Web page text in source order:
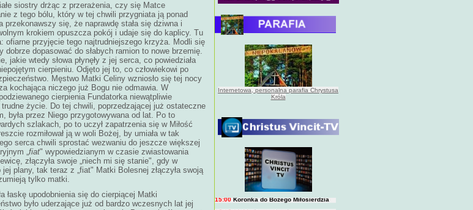
siostry drżąc z przerażenia, czy się Matce
z tego bólu, który w tej chwili przygniata ją ponad
przekonawszy się, że naprawdę stała się dziwna i
krokiem opuszcza pokój i udaje się do kaplicy. Tu
ofiarne przyjęcie tego najtrudniejszego krzyża. Modli się
dobrze dopasować do słabych ramion to nowe brzemię.
jakie wtedy słowa płynęły z jej serca, co powiedziała
cierpieniu. Odjęto jej to, co człowiekowi po
Męstwo Matki Celiny wzniosło się tej nocy
kochająca niczego już Bogu nie odmawia. W
cierpienia Fundatorka niewątpliwie
trudne życie. Do tej chwili, poprzedzającej już ostateczne
była przez Niego przygotowywana od lat. Po to
szlakach, po to uczył zapatrzenia się w Miłość
rozmiłował ją w woli Bożej, by umiała w tak
serca chwili sprostać wezwaniu do jeszcze większej
„fiat" wypowiedzianym w czasie zwiastowania
złączyła swoje „niech mi się stanie", gdy w
jej plany, tak teraz z „fiat" Matki Bolesnej złączyła swoją
tylko matki.
łaskę upodobnienia się do cierpiącej Matki
było uderzające już od bardzo wczesnych lat jej
Internetowa, personalna parafia Chrystusa
Króla
BIEŻĄCY PROGRAM TRANSMISJI
BEZPOŚREDNICH
(na żywo)
Msza święta
Koronka do Bożego Miłosierdzia
15:15-16:00 Droga Krzyżowa